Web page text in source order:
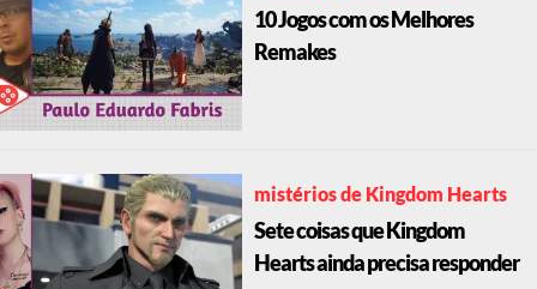
10 Jogos com os Melhores
Remakes
mistérios de Kingdom Hearts
Sete coisas que Kingdom
Hearts ainda precisa responder